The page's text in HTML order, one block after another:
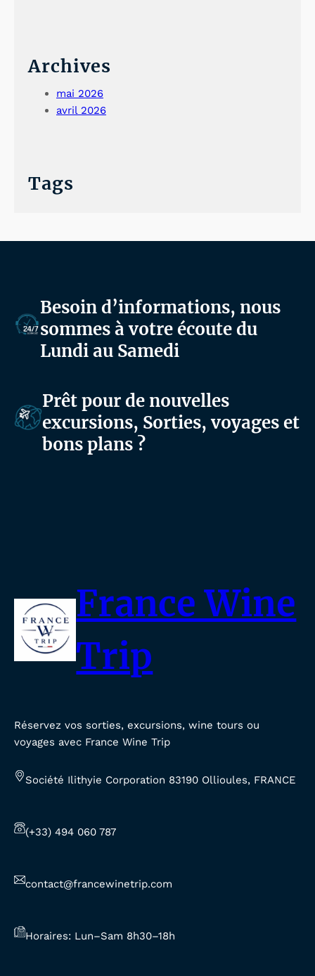
Archives
mai 2026
avril 2026
Tags
Besoin d’informations, nous
sommes à votre écoute du
Lundi au Samedi
Prêt pour de nouvelles
excursions, Sorties, voyages et
bons plans ?
France Wine
Trip
Réservez vos sorties, excursions, wine tours ou
voyages avec France Wine Trip
Société Ilithyie Corporation 83190 Ollioules, FRANCE
(+33) 494 060 787
contact@francewinetrip.com
Horaires: Lun–Sam 8h30–18h